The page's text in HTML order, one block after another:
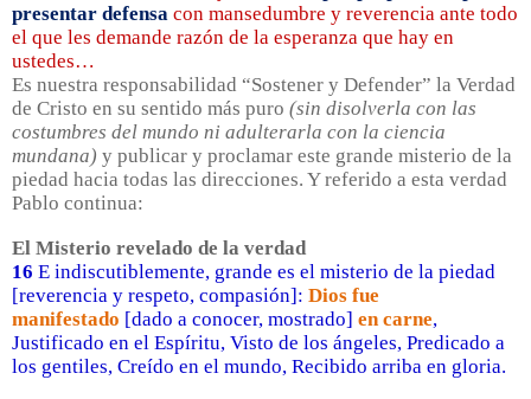
presentar defensa con mansedumbre y reverencia ante todo
el que les demande razón de la esperanza que hay en
ustedes…
Es nuestra responsabilidad “Sostener y Defender” la Verdad
de Cristo en su sentido más puro (sin disolverla con las
costumbres del mundo ni adulterarla con la ciencia
mundana) y publicar y proclamar este grande misterio de la
piedad hacia todas las direcciones. Y referido a esta verdad
Pablo continua:
El Misterio revelado de la verdad
16 E indiscutiblemente, grande es el misterio de la piedad
[reverencia y respeto, compasión]: Dios fue
manifestado [dado a conocer, mostrado] en carne,
Justificado en el Espíritu, Visto de los ángeles, Predicado a
los gentiles, Creído en el mundo, Recibido arriba en gloria.